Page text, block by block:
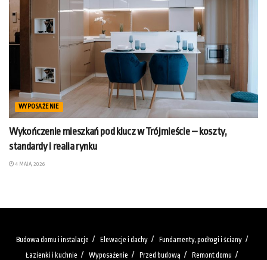
WYPOSAŻENIE
Wykończenie mieszkań pod klucz w Trójmieście – koszty,
standardy i realia rynku
4 MAJA, 2026
Budowa domu i instalacje Elewacje i dachy
Fundamenty, podłogi i ściany
Łazienki i kuchnie
Wyposażenie Przed budową Remont domu